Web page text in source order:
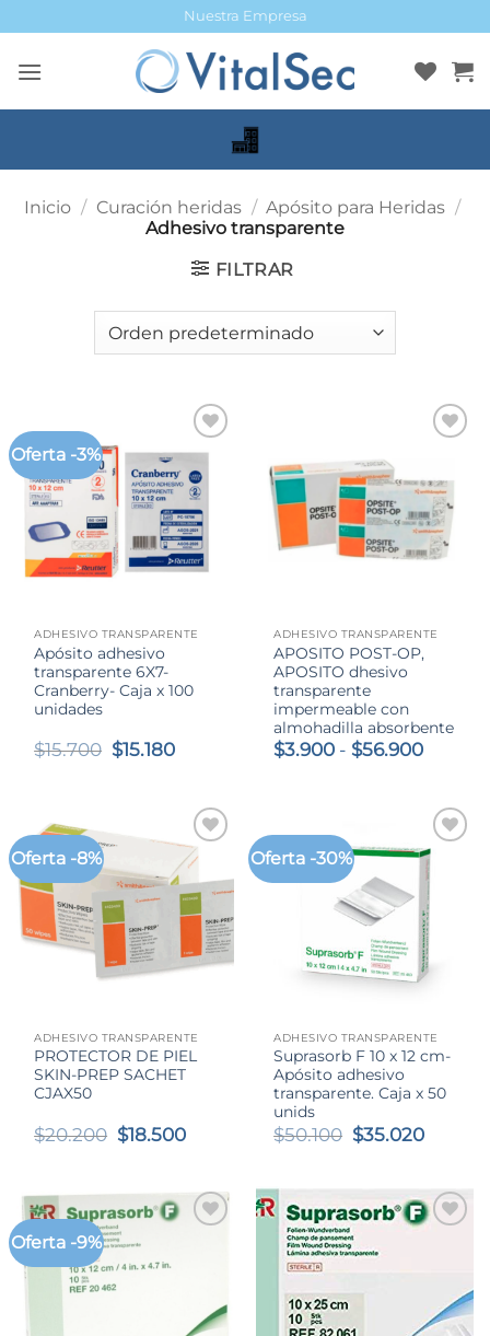
al
contenido
Nuestra Empresa
Inicio / Curación heridas / Apósito para Heridas /
Adhesivo transparente
FILTRAR
Oferta -3%
ADHESIVO TRANSPARENTE
Apósito adhesivo
transparente 6X7-
Cranberry- Caja x 100
unidades
$15.700 El
$15.180El
$15.180.
ADHESIVO TRANSPARENTE
APOSITO POST-OP,
APOSITO dhesivo
transparente
impermeable con
almohadilla absorbente
$3.900 - $56.900Rango
desde
$3.900
hasta
Oferta -8%
ADHESIVO TRANSPARENTE
PROTECTOR DE PIEL
SKIN-PREP SACHET
CJAX50
$20.200 El
era:
$20.200.
$18.500El
es:
$18.500.
Oferta -30%
ADHESIVO TRANSPARENTE
Suprasorb F 10 x 12 cm-
Apósito adhesivo
transparente. Caja x 50
unids
$50.100 El
$50.100.
$35.020El
es:
Oferta -9%